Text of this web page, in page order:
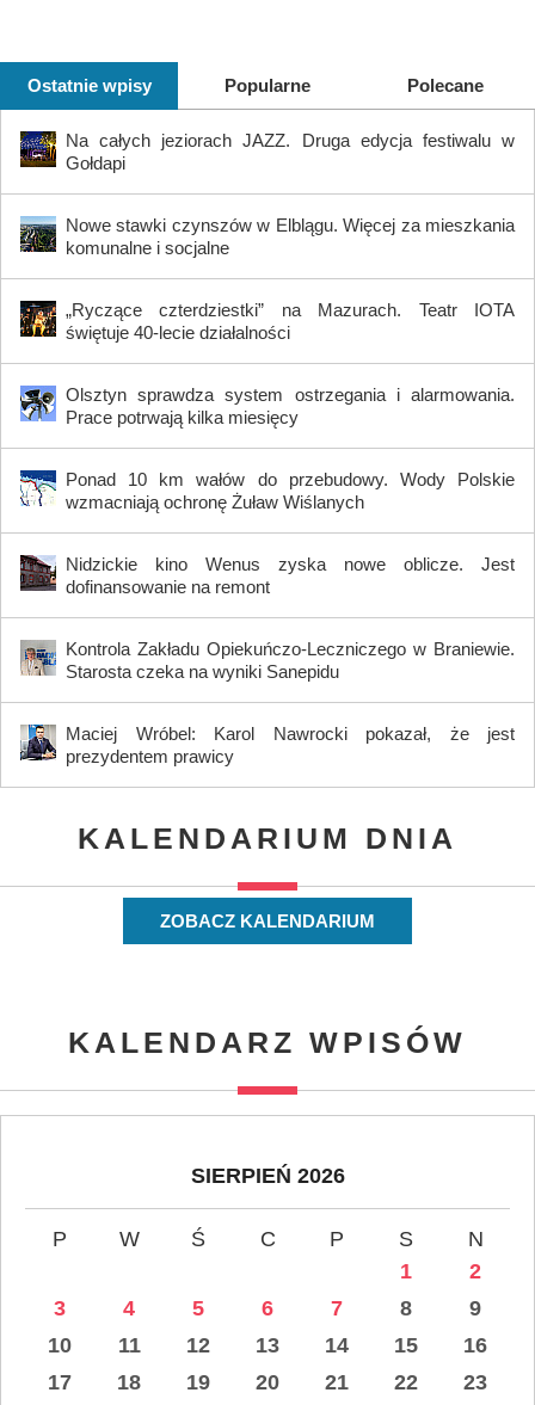
Ostatnie wpisy Popularne Polecane
Na całych jeziorach JAZZ. Druga edycja festiwalu w
Gołdapi
Nowe stawki czynszów w Elblągu. Więcej za mieszkania
komunalne i socjalne
„Ryczące czterdziestki” na Mazurach. Teatr IOTA
świętuje 40-lecie działalności
Olsztyn sprawdza system ostrzegania i alarmowania.
Prace potrwają kilka miesięcy
Ponad 10 km wałów do przebudowy. Wody Polskie
wzmacniają ochronę Żuław Wiślanych
Nidzickie kino Wenus zyska nowe oblicze. Jest
dofinansowanie na remont
Kontrola Zakładu Opiekuńczo-Leczniczego w Braniewie.
Starosta czeka na wyniki Sanepidu
Maciej Wróbel: Karol Nawrocki pokazał, że jest
prezydentem prawicy
KALENDARIUM DNIA
ZOBACZ KALENDARIUM
KALENDARZ WPISÓW
SIERPIEŃ 2026
P W Ś C P S
N
1
2
3
4 5 6 7 8
9
10
11 12 13 14 15
16
17
18 19 20 21 22
23